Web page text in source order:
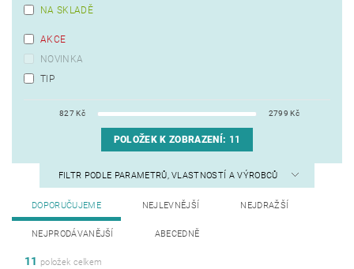
NA SKLADĚ
AKCE
NOVINKA
TIP
827Kč 2799 Kč
POLOŽEK K ZOBRAZENÍ: 11
FILTR PODLE PARAMETRŮ, VLASTNOSTÍ A VÝROBCŮ
DOPORUČUJEME NEJLEVNĚJŠÍ NEJDRAŽŠÍ
NEJPRODÁVANĚJŠÍ ABECEDNĚ
11 položek celkem